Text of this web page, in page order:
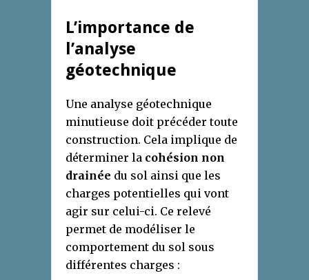
L’importance de
l’analyse
géotechnique
Une analyse géotechnique
minutieuse doit précéder toute
construction. Cela implique de
déterminer la cohésion non
drainée du sol ainsi que les
charges potentielles qui vont
agir sur celui-ci. Ce relevé
permet de modéliser le
comportement du sol sous
différentes charges :